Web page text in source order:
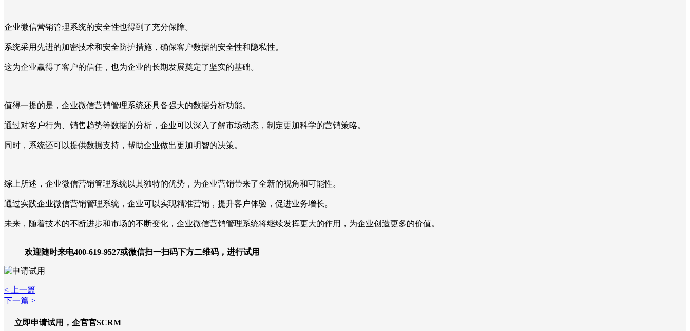
企业微信营销管理系统的安全性也得到了充分保障。
系统采用先进的加密技术和安全防护措施，确保客户数据的安全性和隐私性。
这为企业赢得了客户的信任，也为企业的长期发展奠定了坚实的基础。
值得一提的是，企业微信营销管理系统还具备强大的数据分析功能。
通过对客户行为、销售趋势等数据的分析，企业可以深入了解市场动态，制定更加科学的营销策略。
同时，系统还可以提供数据支持，帮助企业做出更加明智的决策。
综上所述，企业微信营销管理系统以其独特的优势，为企业营销带来了全新的视角和可能性。
通过实践企业微信营销管理系统，企业可以实现精准营销，提升客户体验，促进业务增长。
未来，随着技术的不断进步和市场的不断变化，企业微信营销管理系统将继续发挥更大的作用，为企业创造更多的价值。
欢迎随时来电400-619-9527或微信扫一扫码下方二维码，进行试用
< 上一篇
下一篇 >
立即申请试用，企官官SCRM